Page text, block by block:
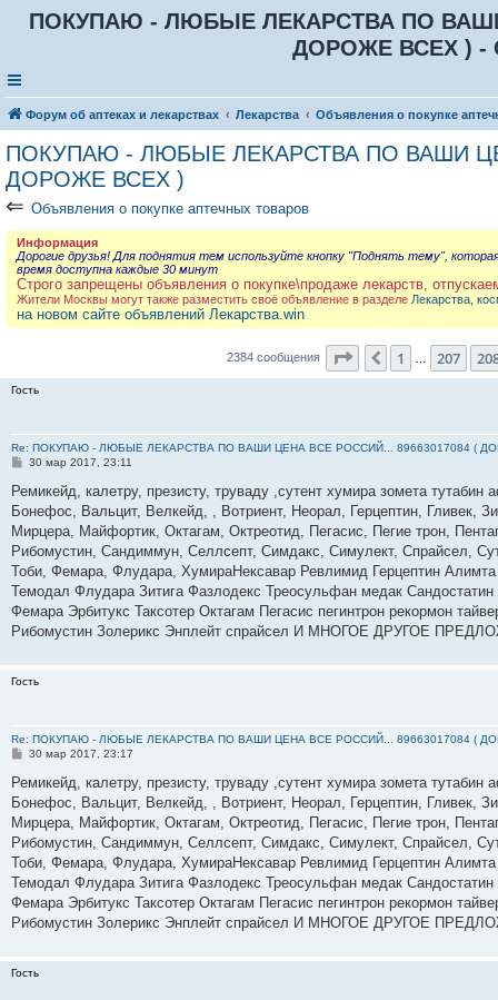
ПОКУПАЮ - ЛЮБЫЕ ЛЕКАРСТВА ПО ВАШИ
ДОРОЖЕ ВСЕХ ) -
Форум об аптеках и лекарствах Лекарства Объявления о покупке
ПОКУПАЮ - ЛЮБЫЕ ЛЕКАРСТВА ПО ВАШИ
ДОРОЖЕ ВСЕХ )
⇐ Объявления о покупке аптечных товаров
Информация
Дорогие друзья! Для поднятия тем используйте кнопку "Поднять тему",
время доступна каждые 30 минут
Строго запрещены объявления о покупке\продаже лекарств,
Жители Москвы могут также разместить своё объявление в разделе Лекарства,
на новом сайте объявлений Лекарства.win
2384 сообщения Страница 209из
Пред.
1 207
Гость
Re: ПОКУПАЮ - ЛЮБЫЕ ЛЕКАРСТВА ПО ВАШИ ЦЕНА ВСЕ РОССИЙ... 89663017084 (
С
о
щ
е
и
е
30 мар 2017, 23:11
Ремикейд, калетру, презисту, труваду ,сутент хумира зомета
Бонефос, Вальцит, Велкейд, , Вотриент, Неорал, Герцептин, Гливек,
Мирцера, Майфортик, Октагам, Октреотид, Пегасис, Пегие трон,
Рибомустин, Сандиммун, Селлсепт, Симдакс, Симулект, Спрайсел,
Тоби, Фемара, Флудара, ХумираНексавар Ревлимид Герцептин
Темодал Флудара Зитига Фазлодекс Треосульфан медак
Фемара Эрбитукс Таксотер Октагам Пегасис пегинтрон рекормон
Рибомустин Золерикс Энплейт спрайсел И МНОГОЕ ДРУГОЕ
Гость
Re: ПОКУПАЮ - ЛЮБЫЕ ЛЕКАРСТВА ПО ВАШИ ЦЕНА ВСЕ РОССИЙ... 89663017084 (
С
о
щ
е
и
е
30 мар 2017, 23:17
Ремикейд, калетру, презисту, труваду ,сутент хумира зомета
Бонефос, Вальцит, Велкейд, , Вотриент, Неорал, Герцептин, Гливек,
Мирцера, Майфортик, Октагам, Октреотид, Пегасис, Пегие трон,
Рибомустин, Сандиммун, Селлсепт, Симдакс, Симулект, Спрайсел,
Тоби, Фемара, Флудара, ХумираНексавар Ревлимид Герцептин
Темодал Флудара Зитига Фазлодекс Треосульфан медак
Фемара Эрбитукс Таксотер Октагам Пегасис пегинтрон рекормон
Рибомустин Золерикс Энплейт спрайсел И МНОГОЕ ДРУГОЕ
Гость